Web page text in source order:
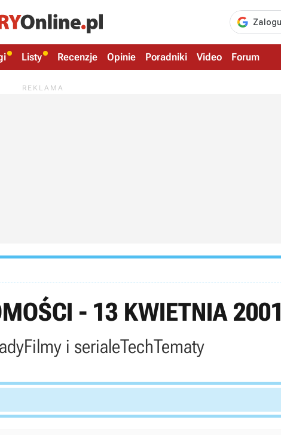
Listy Recenzje Opinie Poradniki Video Forum
- 13 KWIETNIA 2001
Filmy i serialeTechTematy